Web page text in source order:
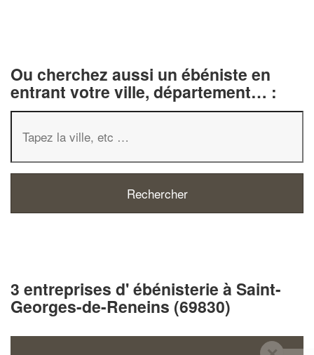
Ou cherchez aussi un ébéniste en
entrant votre ville, département… :
3 entreprises d' ébénisterie à Saint-
Georges-de-Reneins (69830)